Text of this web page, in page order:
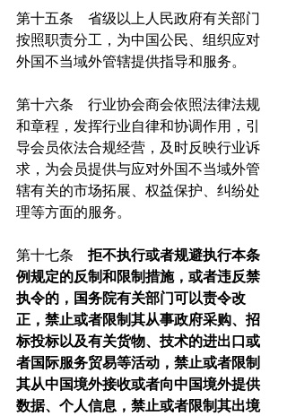
第十五条　省级以上人民政府有关部门
按照职责分工，为中国公民、组织应对
外国不当域外管辖提供指导和服务。
第十六条　行业协会商会依照法律法规
和章程，发挥行业自律和协调作用，引
导会员依法合规经营，及时反映行业诉
求，为会员提供与应对外国不当域外管
辖有关的市场拓展、权益保护、纠纷处
理等方面的服务。
第十七条 拒不执行或者规避执行本条
例规定的反制和限制措施，或者违反禁
执令的，国务院有关部门可以责令改
正，禁止或者限制其从事政府采购、招
标投标以及有关货物、技术的进出口或
者国际服务贸易等活动，禁止或者限制
其从中国境外接收或者向中国境外提供
数据、个人信息，禁止或者限制其出境